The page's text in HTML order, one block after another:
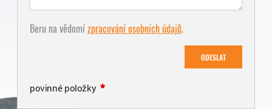
Beru na vědomízpracování osobních údajů.
ODESLAT
povinné položky